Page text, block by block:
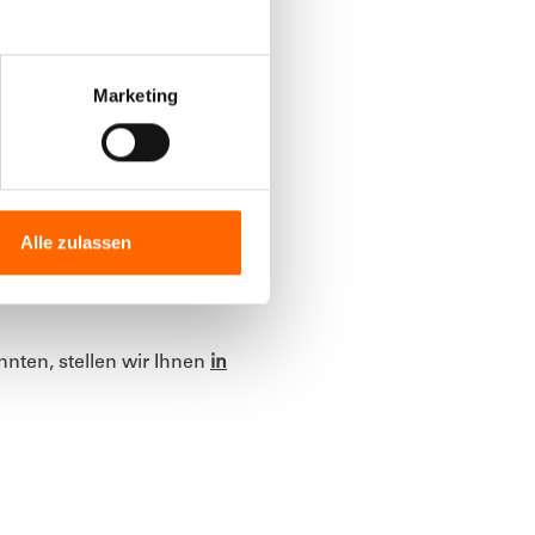
Marketing
Alle zulassen
Verlauf ein
Lackoberfläche zu
eintauchen und
stellen wir Ihnen in